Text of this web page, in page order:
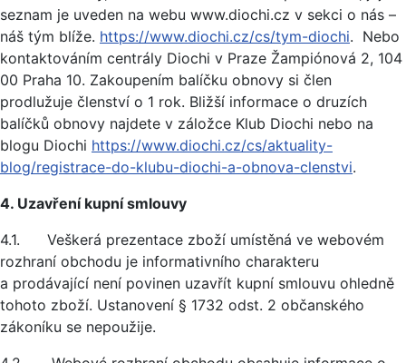
seznam je uveden na webu www.diochi.cz v sekci o nás –
náš tým blíže. https://www.diochi.cz/cs/tym-diochi. Nebo
kontaktováním centrály Diochi v Praze Žampiónová 2, 104
00 Praha 10. Zakoupením balíčku obnovy si člen
prodlužuje členství o 1 rok. Bližší informace o druzích
balíčků obnovy najdete v záložce Klub Diochi nebo na
blogu Diochi https://www.diochi.cz/cs/aktuality-
blog/registrace-do-klubu-diochi-a-obnova-clenstvi.
4. Uzavření kupní smlouvy
4.1. Veškerá prezentace zboží umístěná ve webovém
rozhraní obchodu je informativního charakteru
a prodávající není povinen uzavřít kupní smlouvu ohledně
tohoto zboží. Ustanovení § 1732 odst. 2 občanského
zákoníku se nepoužije.